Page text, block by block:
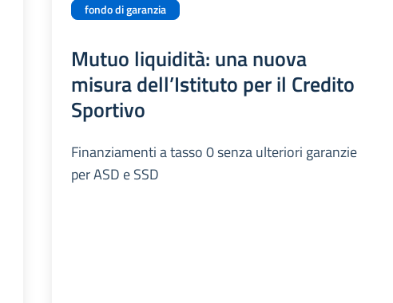
fondo di garanzia
Mutuo liquidità: una nuova
misura dell’Istituto per il Credito
Sportivo
Finanziamenti a tasso 0 senza ulteriori garanzie
per ASD e SSD